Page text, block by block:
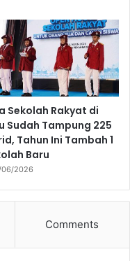
Sekolah Rakyat di
Sudah Tampung 225
Tahun Ini Tambah 1
Baru
06/2026
Comments